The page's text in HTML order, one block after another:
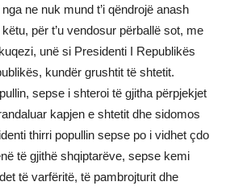
ne nuk mund t’i qëndrojë anash
për t’u vendosur përballë sot, me
unë si Presidenti I Republikës
kundër grushtit të shtetit.
sepse i shteroi të gjitha përpjekjet
kapjen e shtetit dhe sidomos
thirri popullin sepse po i vidhet çdo
të gjithë shqiptarëve, sepse kemi
të varfëritë, të pambrojturit dhe